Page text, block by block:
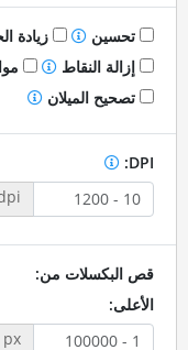
تحسين زيادة
إزالة النقاط
تصحيح الميلان
DPI:
dpi
قص البكسلات من:
الأعلى:
px